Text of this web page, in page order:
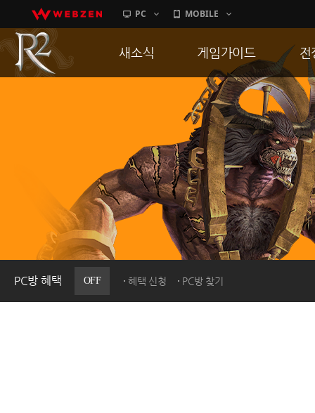
PC MOBILE
PC방 혜택 OFF 혜택 신청 PC방 찾기
새소식
이벤트
히스토리
PC방으로간다
게임가이드
게임 특징
서버가이드
신병훈련소
세부가이드
통합보급센터
전
통
공